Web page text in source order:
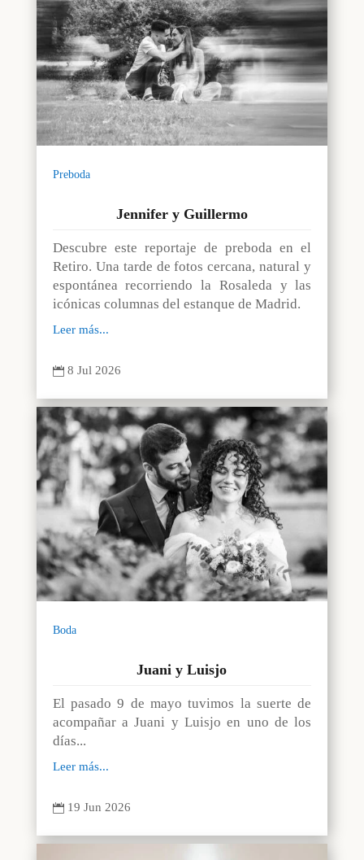
Preboda
Jennifer y Guillermo
Descubre este reportaje de preboda en el
Retiro. Una tarde de fotos cercana, natural y
espontánea recorriendo la Rosaleda y las
icónicas columnas del estanque de Madrid.
Leer más...
 8 Jul 2026
Boda
Juani y Luisjo
El pasado 9 de mayo tuvimos la suerte de
acompañar a Juani y Luisjo en uno de los
días...
Leer más...
 19 Jun 2026